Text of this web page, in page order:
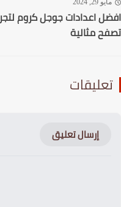
29, 2024
اعدادات جوجل كروم لتجربة
مثالية
إرسال تعليق